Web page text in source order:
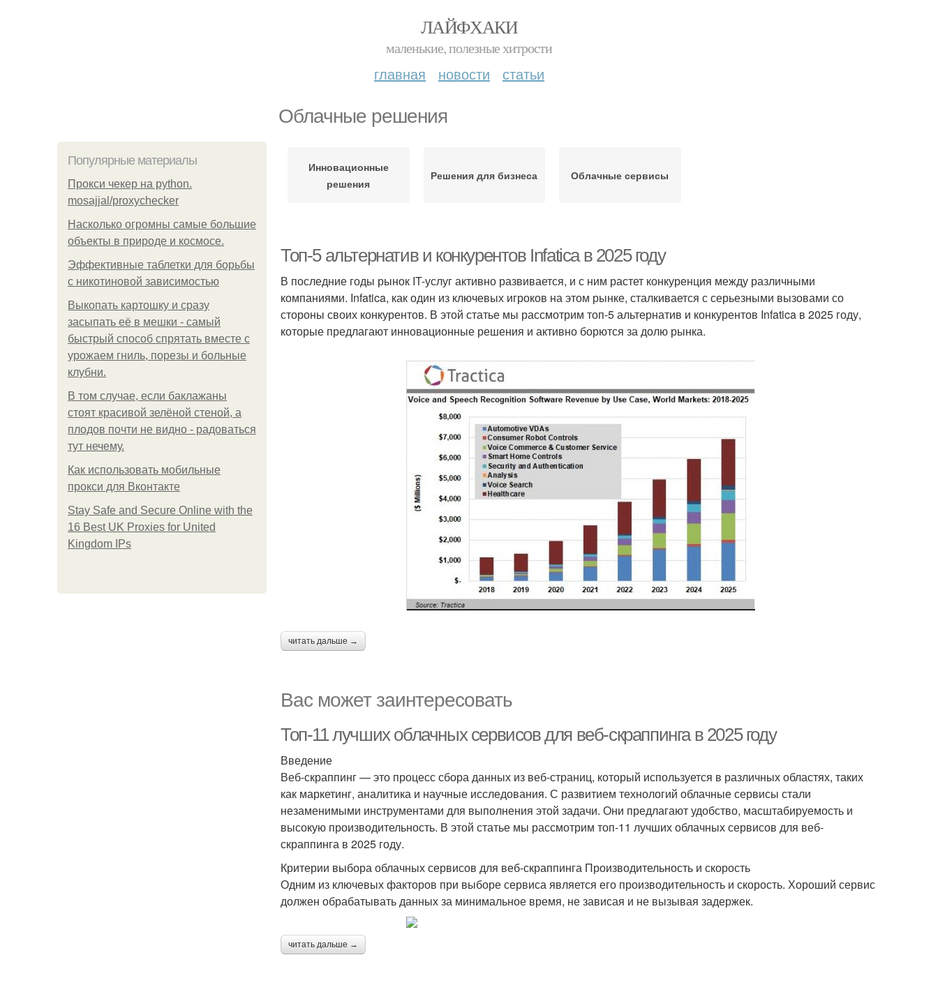
ЛАЙФХАКИ
маленькие, полезные хитрости
главная новости статьи
Облачные решения
Популярные материалы
Прокси чекер на python.
mosajjal/proxychecker
Насколько огромны самые большие
объекты в природе и космосе.
Эффективные таблетки для борьбы
с никотиновой зависимостью
Выкопать картошку и сразу
засыпать её в мешки - самый
быстрый способ спрятать вместе с
урожаем гниль, порезы и больные
клубни.
В том случае, если баклажаны
стоят красивой зелёной стеной, а
плодов почти не видно - радоваться
тут нечему.
Как использовать мобильные
прокси для Вконтакте
Stay Safe and Secure Online with the
16 Best UK Proxies for United
Kingdom IPs
Инновационные
решения
Решения для бизнеса Облачные сервисы
Топ-5 альтернатив и конкурентов Infatica в 2025 году
В последние годы рынок IT-услуг активно развивается, и с ним растет конкуренция между различными
компаниями. Infatica, как один из ключевых игроков на этом рынке, сталкивается с серьезными вызовами со
стороны своих конкурентов. В этой статье мы рассмотрим топ-5 альтернатив и конкурентов Infatica в 2025 году,
которые предлагают инновационные решения и активно борются за долю рынка.
читать дальше →
Вас может заинтересовать
Топ-11 лучших облачных сервисов для веб-скраппинга в 2025 году
Введение
Веб-скраппинг — это процесс сбора данных из веб-страниц, который используется в различных областях, таких
как маркетинг, аналитика и научные исследования. С развитием технологий облачные сервисы стали
незаменимыми инструментами для выполнения этой задачи. Они предлагают удобство, масштабируемость и
высокую производительность. В этой статье мы рассмотрим топ-11 лучших облачных сервисов для веб-
скраппинга в 2025 году.
Критерии выбора облачных сервисов для веб-скраппинга Производительность и скорость
Одним из ключевых факторов при выборе сервиса является его производительность и скорость. Хороший сервис
должен обрабатывать данных за минимальное время, не зависая и не вызывая задержек.
читать дальше →